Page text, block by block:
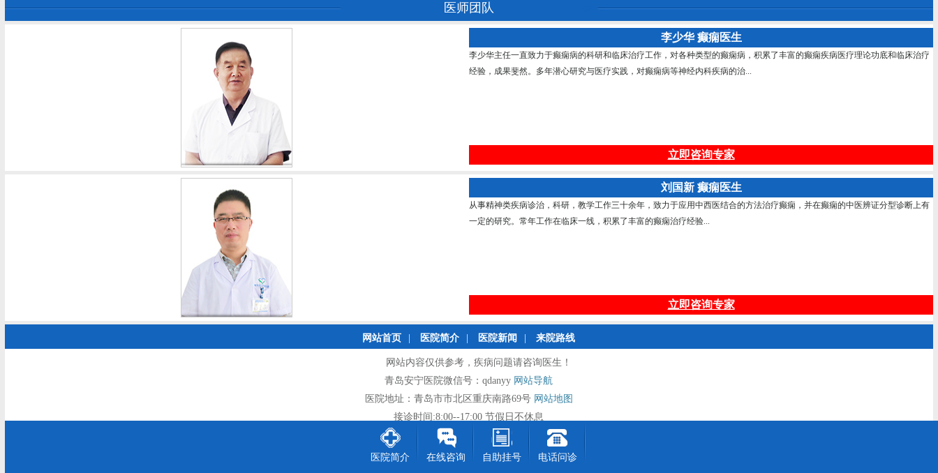
医师团队
李少华 癫痫医生
李少华主任一直致力于癫痫病的科研和临床治疗工作，对各种类型的癫痫病，积累了丰富的癫痫疾病医疗理论功底和临床治疗
经验，成果斐然。多年潜心研究与医疗实践，对癫痫病等神经内科疾病的治...
立即咨询专家
刘国新 癫痫医生
从事精神类疾病诊治，科研，教学工作三十余年，致力于应用中西医结合的方法治疗癫痫，并在癫痫的中医辨证分型诊断上有
一定的研究。常年工作在临床一线，积累了丰富的癫痫治疗经验...
立即咨询专家
网站首页 医院简介 医院新闻 来院路线
网站内容仅供参考，疾病问题请咨询医生！
青岛安宁医院微信号：qdanyy 网站导航
医院地址：青岛市市北区重庆南路69号 网站地图
接诊时间:8:00--17:00 节假日不休息
医院简介 在线咨询 自助挂号 电话问诊